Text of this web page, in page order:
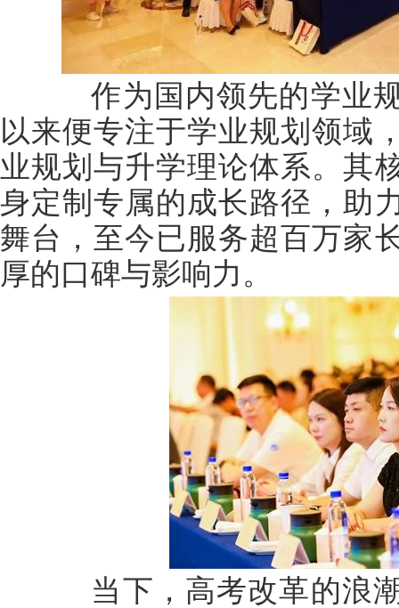
作为国内领先的学业规
以来便专注于学业规划领域
业规划与升学理论体系。其
身定制专属的成长路径，助
舞台，至今已服务超百万家
厚的口碑与影响力。
当下，高考改革的浪潮